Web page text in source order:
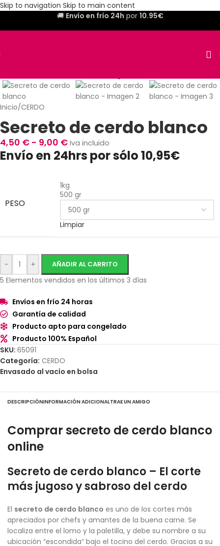
Skip to navigation Skip to main content
🚚 Envío en frío 24h por 10.95€
Inicio/CERDO
Secreto de cerdo blanco
4,50 € - 9,00 € Iva incluido
Envío en 24hrs por sólo 10,95€
PESO
1kg
500 gr
Limpiar
- + AÑADIR AL CARRITO
5 Elementos vendidos en los últimos 3 días
Envíos en frío 24 horas
Garantía de calidad
Producto apto para congelado
Producto 100% Español
SKU: 65091
Categoría: CERDO
Envasado al vacío en bolsa
DESCRIPCIÓNINFORMACIÓN ADICIONALTRAE UN AMIGO
Comprar secreto de cerdo blanco
online
Secreto de cerdo blanco – El corte
más jugoso y sabroso del cerdo
El secreto de cerdo blanco es uno de los cortes más
apreciados por chefs y amantes de la buena carne. Se
localiza entre el lomo y la paletilla, y debe su nombre a su
ubicación “escondida” bajo el tocino del cerdo. Gracias a su